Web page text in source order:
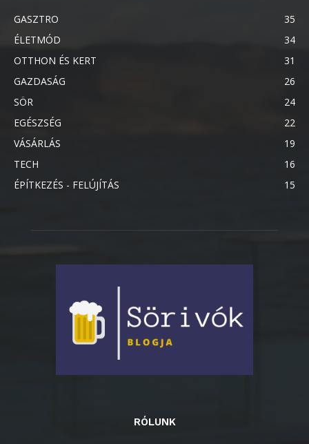
GASZTRO
35
ÉLETMÓD
34
OTTHON ÉS KERT
31
GAZDASÁG
26
SÖR
24
EGÉSZSÉG
22
VÁSÁRLÁS
19
TECH
16
ÉPÍTKEZÉS - FELÚJÍTÁS
15
RÓLUNK